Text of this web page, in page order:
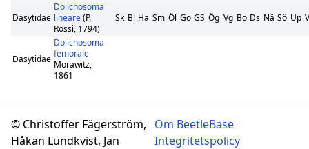
Dasytidae
Dolichosoma
lineare(P.
Rossi, 1794)
Sk Bl Ha Sm Öl Go GS Ög Vg Bo Ds Nä Sö Up
Dasytidae
Dolichosoma
femorale
Morawitz,
1861
© Christoffer Fägerström,
Håkan Lundkvist, Jan
Om BeetleBase
Integritetspolicy